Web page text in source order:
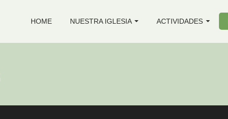
HOME NUESTRA IGLESIA ACTIVIDADES